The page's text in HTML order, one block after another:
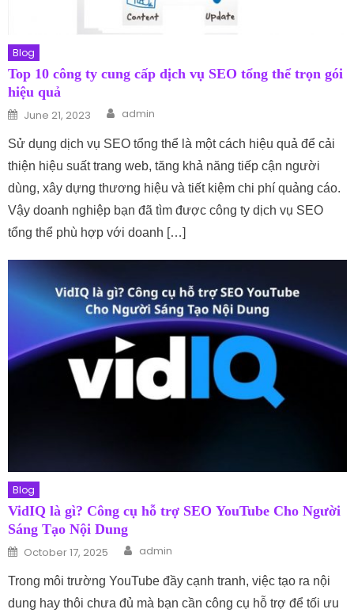
Blog
Top 10 công ty cung cấp dịch vụ SEO tổng thể trọn gói
hiệu quả
Posted on
June 21, 2023 Author
admin
Sử dụng dịch vụ SEO tổng thể là một cách hiệu quả để cải
thiện hiệu suất trang web, tăng khả năng tiếp cận người
dùng, xây dựng thương hiệu và tiết kiệm chi phí quảng cáo.
Vậy doanh nghiệp bạn đã tìm được công ty dịch vụ SEO
tổng thể phù hợp với doanh […]
Blog
VidIQ là gì? Công cụ hỗ trợ SEO YouTube Cho Người
Sáng Tạo Nội Dung
Posted on
October 17, 2025 Author
admin
Trong môi trường YouTube đầy cạnh tranh, việc tạo ra nội
dung hay thôi chưa đủ mà bạn cần công cụ hỗ trợ để tối ưu